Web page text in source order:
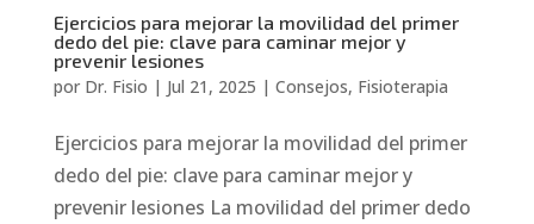
Ejercicios para mejorar la movilidad del primer
dedo del pie: clave para caminar mejor y
prevenir lesiones
por Dr. Fisio | Jul 21, 2025 | Consejos, Fisioterapia
Ejercicios para mejorar la movilidad del primer
dedo del pie: clave para caminar mejor y
prevenir lesiones La movilidad del primer dedo